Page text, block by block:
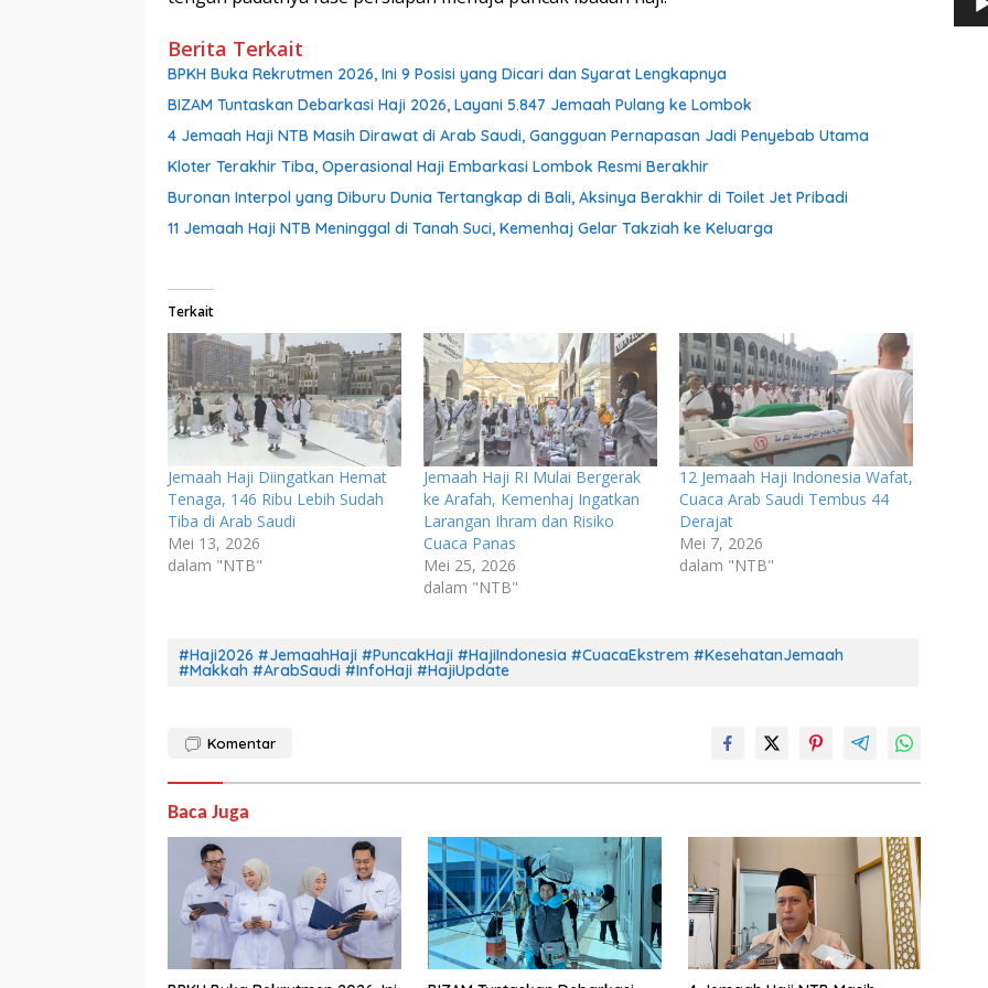
Berita Terkait
BPKH Buka Rekrutmen 2026, Ini 9 Posisi yang Dicari dan Syarat Lengkapnya
BIZAM Tuntaskan Debarkasi Haji 2026, Layani 5.847 Jemaah Pulang ke Lombok
4 Jemaah Haji NTB Masih Dirawat di Arab Saudi, Gangguan Pernapasan Jadi Penyebab Utama
Kloter Terakhir Tiba, Operasional Haji Embarkasi Lombok Resmi Berakhir
Buronan Interpol yang Diburu Dunia Tertangkap di Bali, Aksinya Berakhir di Toilet Jet Pribadi
11 Jemaah Haji NTB Meninggal di Tanah Suci, Kemenhaj Gelar Takziah ke Keluarga
Terkait
Jemaah Haji Diingatkan Hemat
Tenaga, 146 Ribu Lebih Sudah
Tiba di Arab Saudi
Mei 13, 2026
dalam "NTB"
Jemaah Haji RI Mulai Bergerak
ke Arafah, Kemenhaj Ingatkan
Larangan Ihram dan Risiko
Cuaca Panas
Mei 25, 2026
dalam "NTB"
12 Jemaah Haji Indonesia Wafat,
Cuaca Arab Saudi Tembus 44
Derajat
Mei 7, 2026
dalam "NTB"
#Haji2026 #JemaahHaji #PuncakHaji #HajiIndonesia #CuacaEkstrem #KesehatanJemaah
#Makkah #ArabSaudi #InfoHaji #HajiUpdate
Komentar
Baca Juga